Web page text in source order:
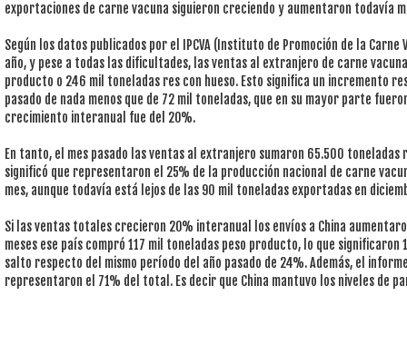
exportaciones de carne vacuna siguieron creciendo y aumentaron todavía
Según los datos publicados por el IPCVA (Instituto de Promoción de la
año, y pese a todas las dificultades, las ventas al extranjero de carne
producto o 246 mil toneladas res con hueso. Esto significa un incremento
pasado de nada menos que de 72 mil toneladas, que en su mayor parte
crecimiento interanual fue del 20%.
En tanto, el mes pasado las ventas al extranjero sumaron 65.500 toneladas
significó que representaron el 25% de la producción nacional de carne
mes, aunque todavía está lejos de las 90 mil toneladas exportadas en
Si las ventas totales crecieron 20% interanual los envíos a China
meses ese país compró 117 mil toneladas peso producto, lo que significaron
salto respecto del mismo período del año pasado de 24%. Además, el
representaron el 71% del total. Es decir que China mantuvo los niveles de